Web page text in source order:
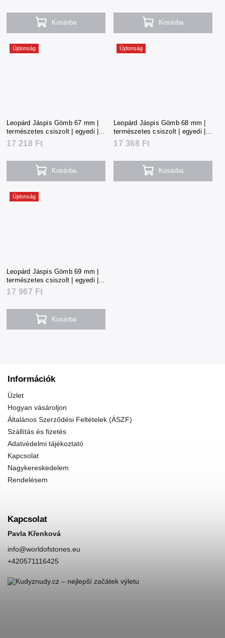
Kosárba Kosárba
Újdonság
Leopárd Jáspis Gömb 67 mm |
természetes csiszolt | egyedi |
383 g | Mexikó
17 218 Ft
Kosárba
Újdonság
Leopárd Jáspis Gömb 68 mm |
természetes csiszolt | egyedi |
385 g | Mexikó
17 368 Ft
Kosárba
Újdonság
Leopárd Jáspis Gömb 69 mm |
természetes csiszolt | egyedi |
400 g | Mexikó
17 967 Ft
Kosárba
Információk
Üzlet
Hogyan vásároljon
Általános Szerződési Feltételek (ÁSZF)
Szállítás és fizetés
Adatvédelmi tájékoztató
Kapcsolat
Nagykereskedelem
Rendelésem
Kapcsolat
Pavla Křenková
info@worldofstones.eu
+420571116425